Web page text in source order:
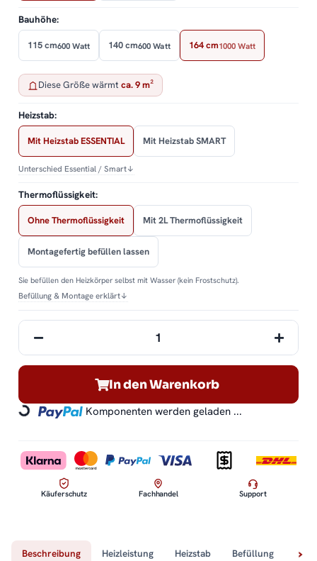
Bauhöhe:
115 cm600 Watt 140 cm600 Watt 164 cm1000 Watt
Diese Größe wärmt ca. 9 m²
Heizstab:
Mit Heizstab ESSENTIAL Mit Heizstab SMART
Unterschied Essential / Smart↓
Thermoflüssigkeit:
Ohne Thermoflüssigkeit Mit 2L Thermoflüssigkeit
Montagefertig befüllen lassen
Sie befüllen den Heizkörper selbst mit Wasser (kein Frostschutz).
Befüllung & Montage erklärt↓
In den Warenkorb
Loading... Komponenten werden geladen ...
Käuferschutz Fachhandel Support
Beschreibung Heizleistung Heizstab Befüllung